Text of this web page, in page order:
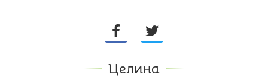
Целина